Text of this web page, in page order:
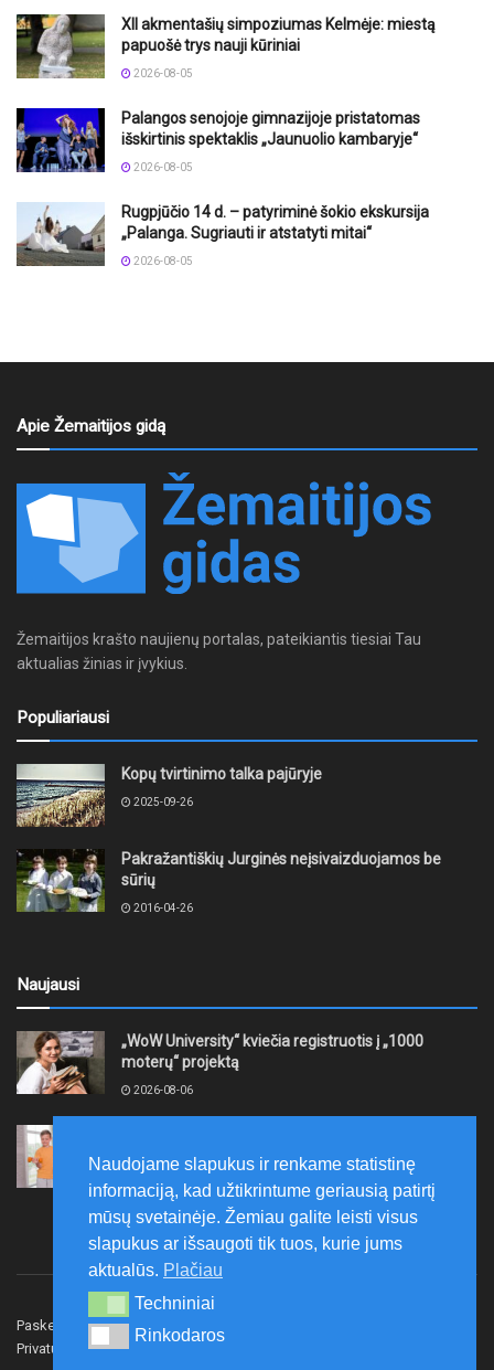
XII akmentašių simpoziumas Kelmėje: miestą
papuošė trys nauji kūriniai
2026-08-05
Palangos senojoje gimnazijoje pristatomas
išskirtinis spektaklis „Jaunuolio kambaryje“
2026-08-05
Rugpjūčio 14 d. – patyriminė šokio ekskursija
„Palanga. Sugriauti ir atstatyti mitai“
2026-08-05
Apie Žemaitijos gidą
Žemaitijos krašto naujienų portalas, pateikiantis tiesiai Tau
aktualias žinias ir įvykius.
Populiariausi
Kopų tvirtinimo talka pajūryje
2025-09-26
Pakražantiškių Jurginės neįsivaizduojamos be
sūrių
2016-04-26
Naujausi
„WoW University“ kviečia registruotis į „1000
moterų“ projektą
2026-08-06
neformaliojo mokinių sportinio ugdymo programas
2026-08-06
Paskelbk naujieną Rašyti redakcijai
Privatumo politika
Naudojame slapukus ir renkame statistinę
informaciją, kad užtikrintume geriausią patirtį
mūsų svetainėje. Žemiau galite leisti visus
slapukus ar išsaugoti tik tuos, kurie jums
aktualūs. Plačiau
Techniniai
Techniniai
Rinkodaros
Rinkodaros